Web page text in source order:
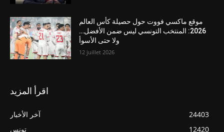
موقع ماكسي فووت حول حصيلة كأس العالم
2026: المنتخب التونسي ليس ضمن الأفضل…
ولا حتى الأسوأ
12 juillet 2026
اقرأ المزيد
آخر الأخبار
24403
تونس
12420